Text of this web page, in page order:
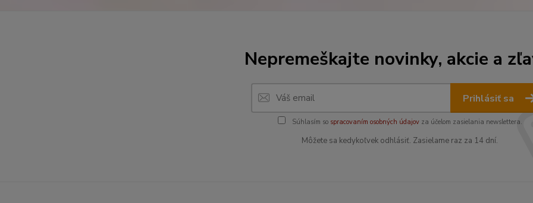
Nepremeškajte novinky, akcie a
Prihlásiť sa
Súhlasím so spracovaním osobných údajovza účelom zasielania newslettera.
Môžete sa kedykoľvek odhlásiť. Zasielame raz za 14 dní.